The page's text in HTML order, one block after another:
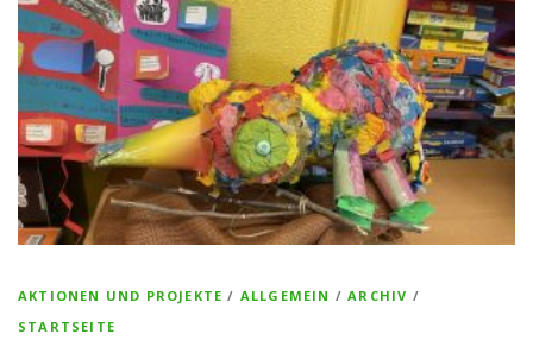
AKTIONEN UND PROJEKTE / ALLGEMEIN /ARCHIV /
STARTSEITE